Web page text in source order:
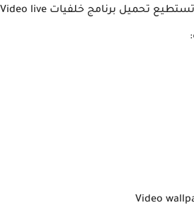
هل تسعى لتحميل Video Wallpapers مدفوع آخر إصدار لنظام الاندرويد؟, لكي تستطيع تحميل برنامج خلفيات Video live